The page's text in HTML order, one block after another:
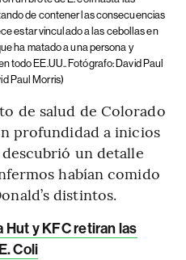
de contener las consecuencias
estar vinculado a las cebollas en
ha matado a una persona y
todo EE.UU.. Fotógrafo: David Paul
Paul Morris)
de salud de Colorado
profundidad a inicios
un detalle
habían comido
distintos.
Hut y KFC retiran las
Coli